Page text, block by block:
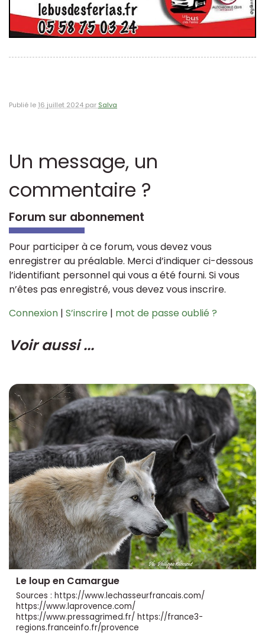
Publié le 16 juillet 2024 par Salva
Un message, un
commentaire ?
Forum sur abonnement
Pour participer à ce forum, vous devez vous
enregistrer au préalable. Merci d’indiquer ci-dessous
l’identifiant personnel qui vous a été fourni. Si vous
n’êtes pas enregistré, vous devez vous inscrire.
Connexion | S’inscrire | mot de passe oublié ?
Voir aussi ...
Le loup en Camargue
Sources : https://www.lechasseurfrancais.com/
https://www.laprovence.com/
https://www.pressagrimed.fr/ https://france3-
regions.franceinfo.fr/provence